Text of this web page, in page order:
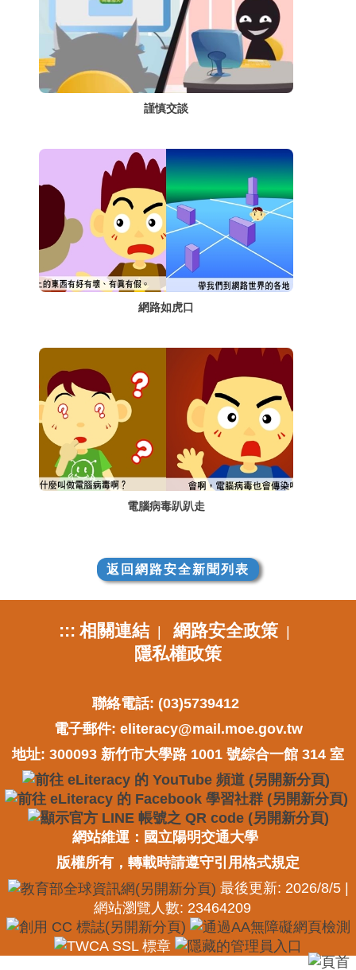
謹慎交談
網路如虎口
電腦病毒趴趴走
返回網路安全新聞列表
::: 相關連結| 網路安全政策|
隱私權政策
聯絡電話: (03)5739412
電子郵件: eliteracy@mail.moe.gov.tw
地址: 300093 新竹市大學路 1001 號綜合一館 314 室
網站維運：國立陽明交通大學
版權所有，轉載時請遵守引用格式規定
最後更新: 2026/8/5 |
網站瀏覽人數: 23464209